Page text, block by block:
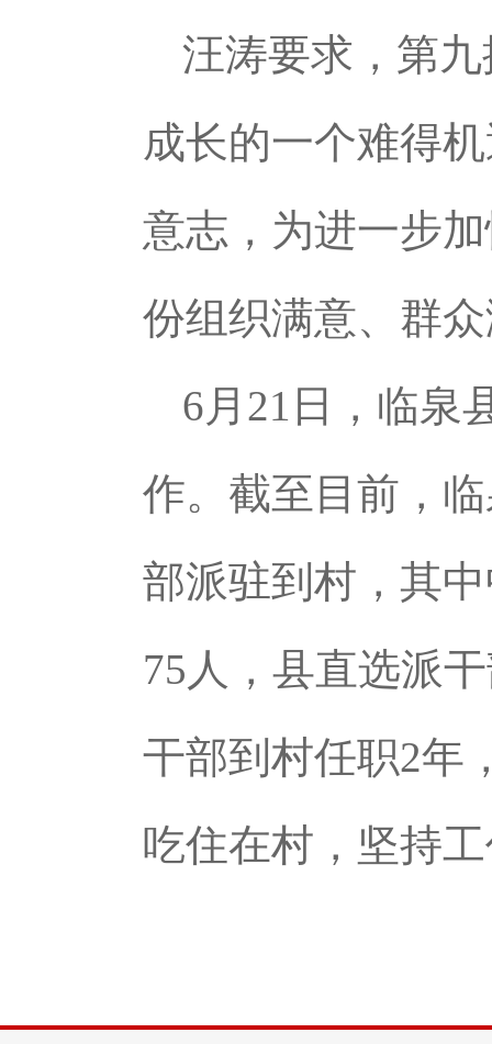
汪涛要求，第
成长的一个难得
意志，为进一步
份组织满意、群
6月21日，临泉
作。截至目前，
部派驻到村，其
75人，县直选派
干部到村任职2年
吃住在村，坚持